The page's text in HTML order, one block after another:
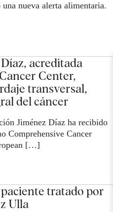
nueva alerta alimentaria.
acreditada
Center,
transversal,
del cáncer
Jiménez Díaz ha recibido
Comprehensive Cancer
[…]
tratado por
Ulla